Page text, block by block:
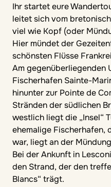
Ihr startet eure
leitet sich vom
viel wie Kopf (oder
Hier mündet der
schönsten Flüsse
Am gegenüberliegenden
Fischerhafen Sainte-
hinunter zur Pointe de
Stränden der südlichen
westlich liegt die „Insel“
ehemalige Fischerhafen,
war, liegt an der
Bei der Ankunft in
den Strand, der den
Blancs“ trägt.